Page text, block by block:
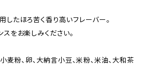
たほろ苦く香り高いフレーバー。
をお楽しみください。
小麦粉、卵、大納言小豆、米粉、米油、大和茶